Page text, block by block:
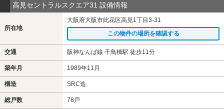
高見セントラルスクエア31 設備情報
所在地
大阪府大阪市此花区高見1丁目3-31
この物件の場所を確認する
交通 阪神なんば線 千鳥橋駅 徒歩11分
築年月 1989年11月
構造 SRC造
総戸数 78戸